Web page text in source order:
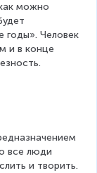
можно
годы». Человек
и в конце
все люди
и творить.